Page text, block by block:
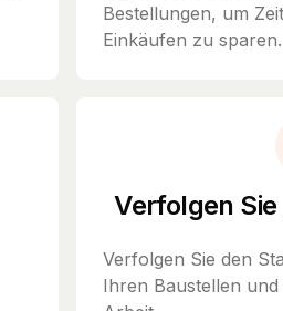
Bestellungen, um
Einkäufen zu sparen.
Verfolgen
Verfolgen Sie den
Ihren Baustellen